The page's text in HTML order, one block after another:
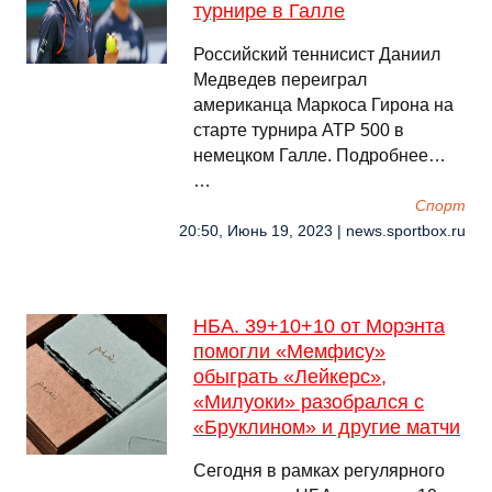
турнире в Галле
Российский теннисист Даниил
Медведев переиграл
американца Маркоса Гирона на
старте турнира ATP 500 в
немецком Галле. Подробнее…
…
Спорт
20:50, Июнь 19, 2023 | news.sportbox.ru
НБА. 39+10+10 от Морэнта
помогли «Мемфису»
обыграть «Лейкерс»,
«Милуоки» разобрался с
«Бруклином» и другие матчи
Сегодня в рамках регулярного